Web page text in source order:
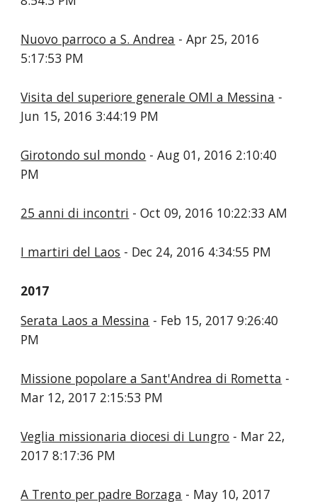
Nuovo parroco a S. Andrea - Apr 25, 2016
5:17:53 PM
Visita del superiore generale OMI a Messina -
Jun 15, 2016 3:44:19 PM
Girotondo sul mondo - Aug 01, 2016 2:10:40
PM
25 anni di incontri - Oct 09, 2016 10:22:33 AM
I martiri del Laos - Dec 24, 2016 4:34:55 PM
2017
Serata Laos a Messina - Feb 15, 2017 9:26:40
PM
Missione popolare a Sant'Andrea di Rometta -
Mar 12, 2017 2:15:53 PM
Veglia missionaria diocesi di Lungro - Mar 22,
2017 8:17:36 PM
A Trento per padre Borzaga - May 10, 2017